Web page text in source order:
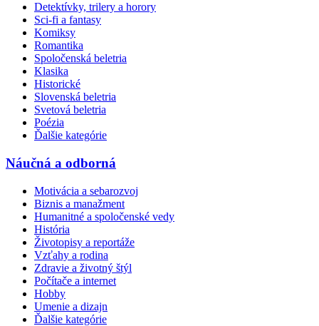
Detektívky, trilery a horory
Sci-fi a fantasy
Komiksy
Romantika
Spoločenská beletria
Klasika
Historické
Slovenská beletria
Svetová beletria
Poézia
Ďalšie kategórie
Náučná a odborná
Motivácia a sebarozvoj
Biznis a manažment
Humanitné a spoločenské vedy
História
Životopisy a reportáže
Vzťahy a rodina
Zdravie a životný štýl
Počítače a internet
Hobby
Umenie a dizajn
Ďalšie kategórie